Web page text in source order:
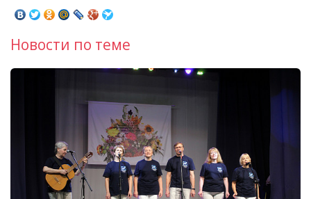
Новости по теме